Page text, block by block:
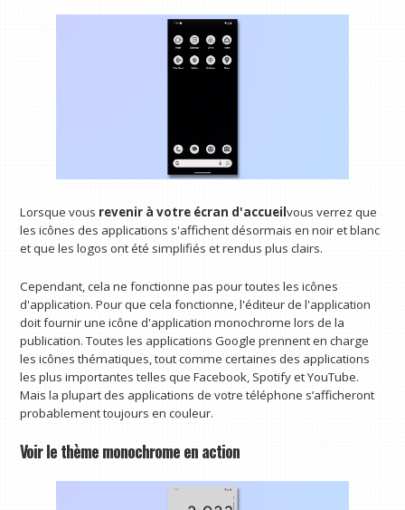
Lorsque vous revenir à votre écran d'accueilvous verrez que
les icônes des applications s'affichent désormais en noir et blanc
et que les logos ont été simplifiés et rendus plus clairs.
Cependant, cela ne fonctionne pas pour toutes les icônes
d'application. Pour que cela fonctionne, l'éditeur de l'application
doit fournir une icône d'application monochrome lors de la
publication. Toutes les applications Google prennent en charge
les icônes thématiques, tout comme certaines des applications
les plus importantes telles que Facebook, Spotify et YouTube.
Mais la plupart des applications de votre téléphone s’afficheront
probablement toujours en couleur.
Voir le thème monochrome en action